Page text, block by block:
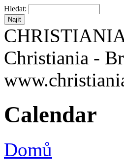
Hledat:
Christiania -
Calendar
Domů